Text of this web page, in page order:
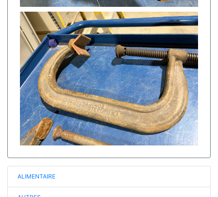
ALIMENTAIRE